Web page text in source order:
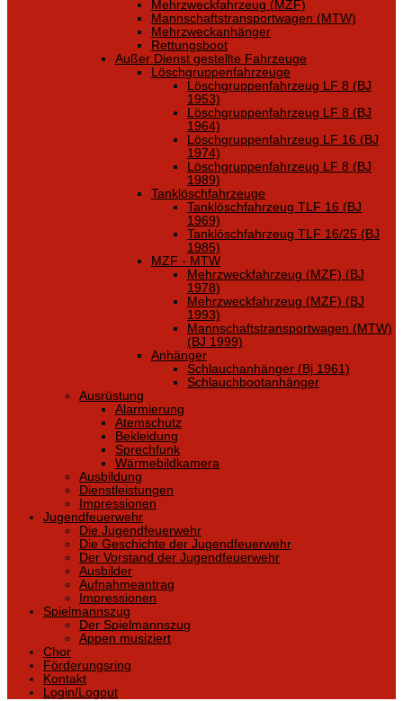
Mehrzweckfahrzeug (MZF)
Mannschaftstransportwagen (MTW)
Mehrzweckanhänger
Rettungsboot
Außer Dienst gestellte Fahrzeuge
Löschgruppenfahrzeuge
Löschgruppenfahrzeug LF 8 (BJ
1953)
Löschgruppenfahrzeug LF 8 (BJ
1964)
Löschgruppenfahrzeug LF 16 (BJ
1974)
Löschgruppenfahrzeug LF 8 (BJ
1989)
Tanklöschfahrzeuge
Tanklöschfahrzeug TLF 16 (BJ
1969)
Tanklöschfahrzeug TLF 16/25 (BJ
1985)
MZF - MTW
Mehrzweckfahrzeug (MZF) (BJ
1978)
Mehrzweckfahrzeug (MZF) (BJ
1993)
Mannschaftstransportwagen (MTW)
(BJ 1999)
Anhänger
Schlauchanhänger (Bj 1961)
Schlauchbootanhänger
Ausrüstung
Alarmierung
Atemschutz
Bekleidung
Sprechfunk
Wärmebildkamera
Ausbildung
Dienstleistungen
Impressionen
Jugendfeuerwehr
Die Jugendfeuerwehr
Die Geschichte der Jugendfeuerwehr
Der Vorstand der Jugendfeuerwehr
Ausbilder
Aufnahmeantrag
Impressionen
Spielmannszug
Der Spielmannszug
Appen musiziert
Chor
Förderungsring
Kontakt
Login/Logout